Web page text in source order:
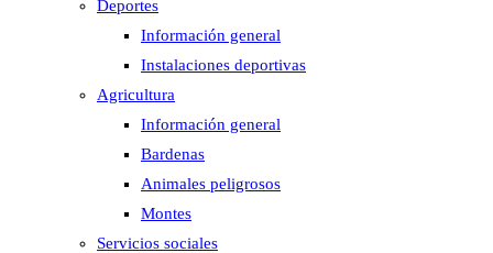
Deportes
Información general
Instalaciones deportivas
Agricultura
Información general
Bardenas
Animales peligrosos
Montes
Servicios sociales